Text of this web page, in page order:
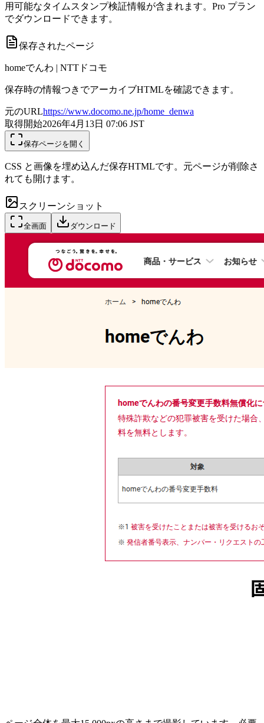
用可能なタイムスタンプ検証情報が含まれます。Pro プラン
でダウンロードできます。
保存されたページ
homeでんわ | NTTドコモ
保存時の情報つきでアーカイブHTMLを確認できます。
元のURLhttps://www.docomo.ne.jp/home_denwa
取得開始2026年4月13日 07:06 JST
保存ページを開く
CSS と画像を埋め込んだ保存HTMLです。元ページが削除さ
れても開けます。
スクリーンショット
全画面 ダウンロード